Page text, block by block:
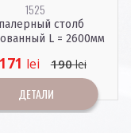
1525
столб
L = 2600мм
171 lei 190lei
ДЕТАЛИ